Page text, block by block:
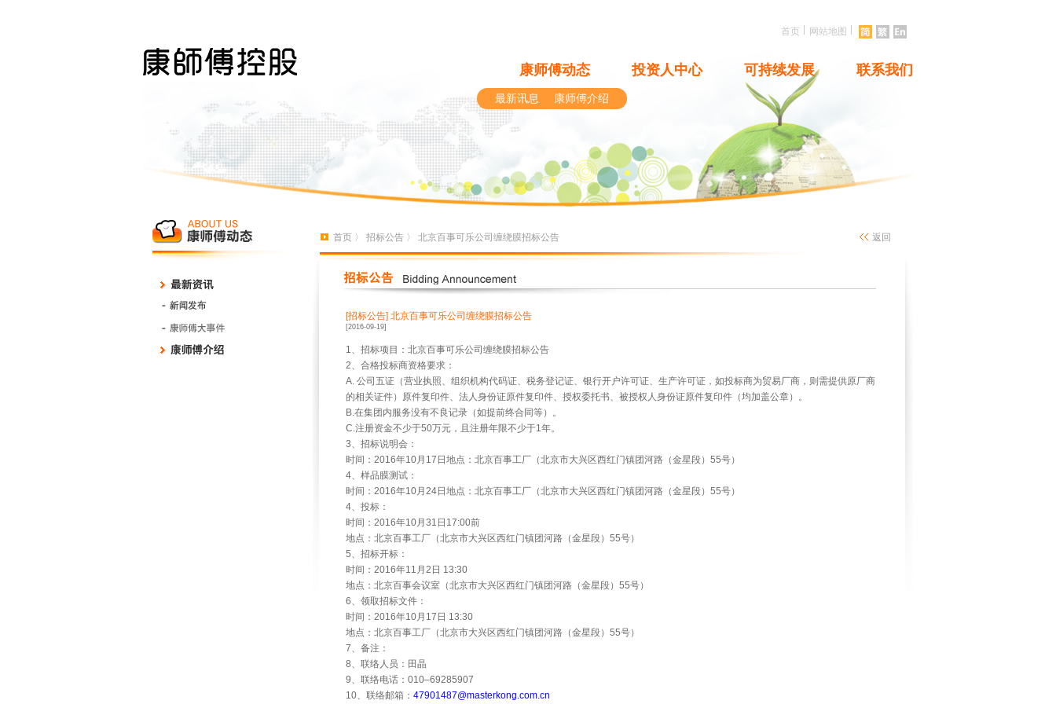
首页 网站地图
康师傅动态 投资人中心 可持续发展 联系我们
最新讯息 康师傅介绍
首页 〉 招标公告 〉 北京百事可乐公司缠绕膜招标公告 返回
[招标公告] 北京百事可乐公司缠绕膜招标公告
[2016-09-19]
1、招标项目：北京百事可乐公司缠绕膜招标公告
2、合格投标商资格要求：
A. 公司五证（营业执照、组织机构代码证、税务登记证、银行开户许可证、生产许可证，如投标商为贸易厂商，则需提供原厂商
的相关证件）原件复印件、法人身份证原件复印件、授权委托书、被授权人身份证原件复印件（均加盖公章）。
B.在集团内服务没有不良记录（如提前终合同等）。
C.注册资金不少于50万元，且注册年限不少于1年。
3、招标说明会：
时间： 2016年10月 17 日 地点：北京百事工厂（北京市大兴区西红门镇团河路（金星段） 55号）
4、样品膜测试：
时间： 2016年10月 24日 地点：北京百事工厂（北京市大兴区西红门镇团河路（金星段） 55号）
4、投标：
时间： 2016年10月 31 日 17:00前
地点：北京百事工厂（北京市大兴区西红门镇团河路（金星段） 55号）
5、招标开标：
时间： 2016年11 月 2 日 13:30
地点：北京百事会议室（北京市大兴区西红门镇团河路（金星段） 55号）
6、领取招标文件：
时间： 2016年10月 17 日 13:30
地点：北京百事工厂（北京市大兴区西红门镇团河路（金星段） 55号）
7、备注：
8、联络人员：田晶
9、联络电话： 010–69285907
10、联络邮箱： 47901487@masterkong.com.cn